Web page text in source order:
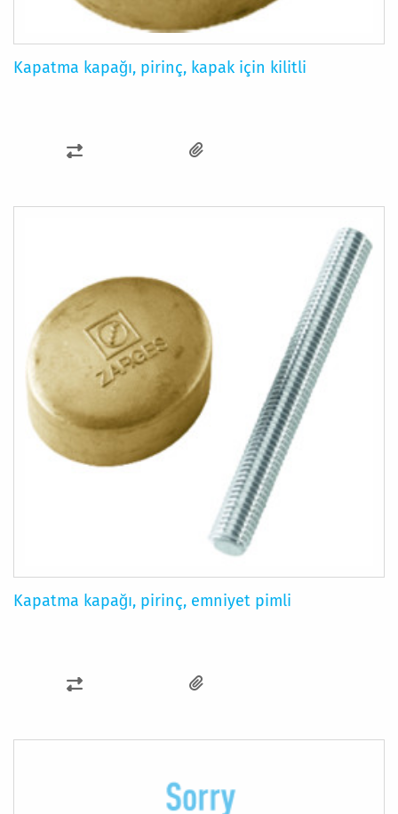
Kapatma kapağı, pirinç, kapak için kilitli
KARŞILAŞTIRMA
EKLE
Kapatma kapağı, pirinç, emniyet pimli
KARŞILAŞTIRMA
EKLE